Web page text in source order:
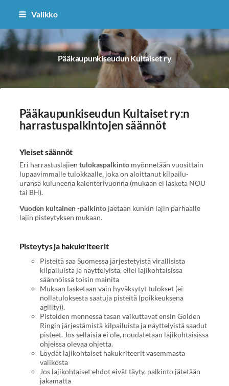
Siirry
sivun
sisältöön
Valikko
Pääkaupunkiseudun Kultaiset ry
Pääkaupunkiseudun Kultaiset ry:n
harrastuspalkintojen säännöt
Yleiset säännöt
Eri harrastuslajien tulokaspalkintomyönnetään vuosittain
lupaavimmalle tulokkaalle, joka on aloittanut kilpailu-
uransa kuluneena kalenterivuonna (mukaan ei lasketa NOU
tai BH).
Vuoden kultainen -palkintojaetaan kunkin lajin parhaalle
lajin pisteytyksen mukaan.
Pisteytys ja hakukriteerit
Pisteitä saa Suomessa järjestetyistä virallisista
kilpailuista ja näyttelyistä, ellei lajikohtaisissa
säännöissä toisin mainita
Mukaan lasketaan vain hyväksytyt tulokset (ei
nollatuloksesta saatuja pisteitä (poikkeuksena
agility)).
Pisteiden mennessä tasan vaikuttavat ensin Golden
Ringin järjestämistä kilpailuista ja näyttelyistä saadut
pisteet. Jos sellaisia ei ole, noudatetaan lajikohtaisissa
ohjeissa olevaa ohjetta.
Löydät lajikohtaiset hakukriteerit vasemmasta
valikosta
Jos lajikohtaiset ehdot eivät täyty, palkinto jätetään
jakamatta